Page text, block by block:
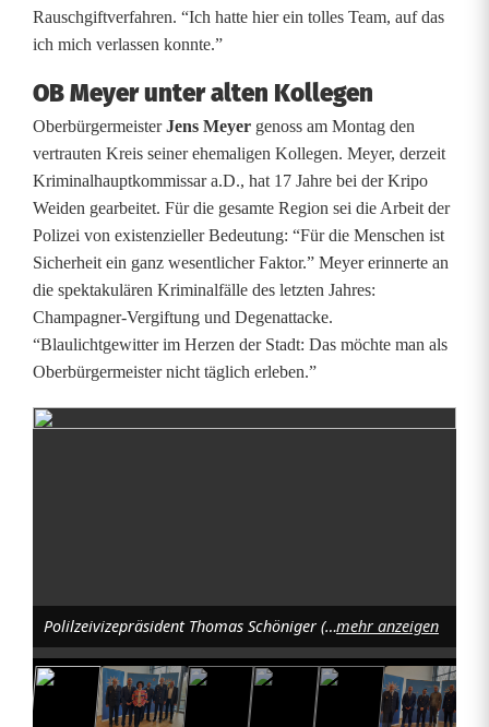
Rauschgiftverfahren. “Ich hatte hier ein tolles Team, auf das
ich mich verlassen konnte.”
OB Meyer unter alten Kollegen
OberbürgermeisterJens Meyer genoss am Montag den
vertrauten Kreis seiner ehemaligen Kollegen. Meyer, derzeit
Kriminalhauptkommissar a.D., hat 17 Jahre bei der Kripo
Weiden gearbeitet. Für die gesamte Region sei die Arbeit der
Polizei von existenzieller Bedeutung: “Für die Menschen ist
Sicherheit ein ganz wesentlicher Faktor.” Meyer erinnerte an
die spektakulären Kriminalfälle des letzten Jahres:
Champagner-Vergiftung und Degenattacke.
“Blaulichtgewitter im Herzen der Stadt: Das möchte man als
Oberbürgermeister nicht täglich erleben.”
Polilzeivizepräsident Thomas Schöniger (Zweiter von rechts) und Polizeipräsident Norbert Zink (links) führten Andreas Schieder (Zweiter von links, mit Frau Nadine) ins Amt ein. Dritter von rechts Vorgänger Jürgen Dodell.mehr anzeigen